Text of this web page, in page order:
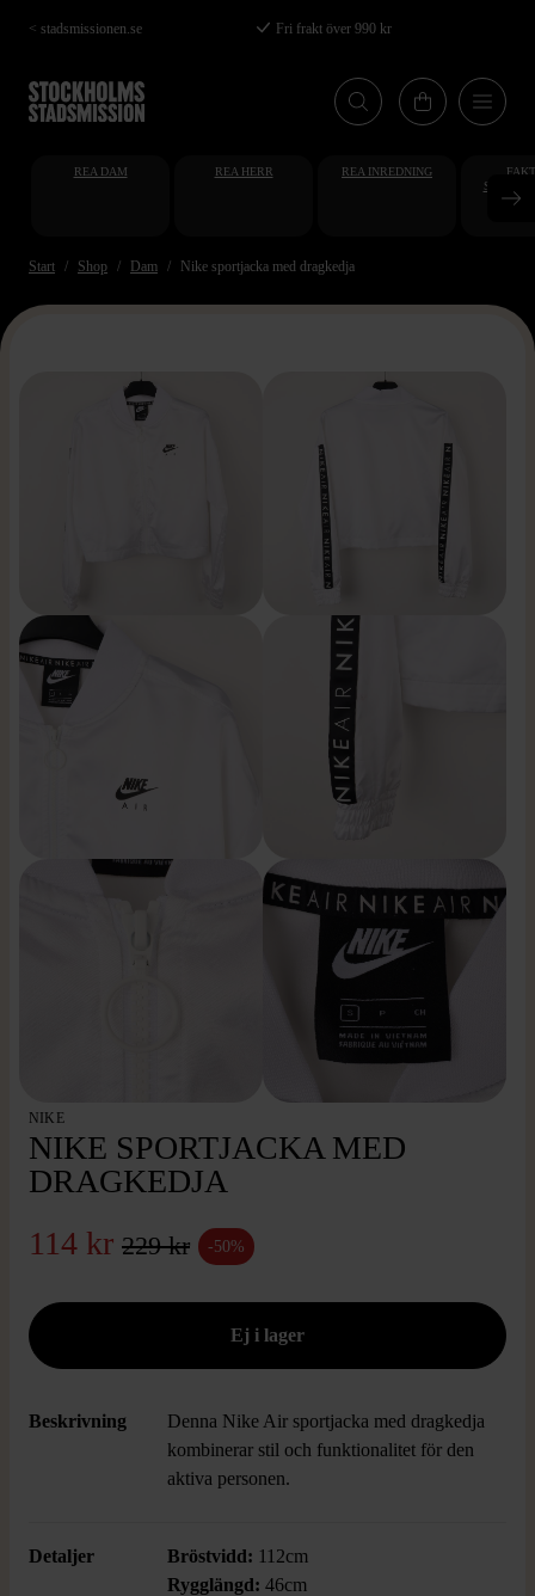
Hoppa
till
huvudinnehåll
< stadsmissionen.se Fri frakt över 990 kr
REA DAM REA HERR REA INREDNING
Start Shop Dam Nike sportjacka med dragkedja
NIKE
NIKE SPORTJACKA MED
DRAGKEDJA
114 kr 229 kr -50%
Beskrivning
Denna Nike Air sportjacka med dragkedja
kombinerar stil och funktionalitet för den
aktiva personen.
Detaljer Bröstvidd: 112cm
Rygglängd: 46cm